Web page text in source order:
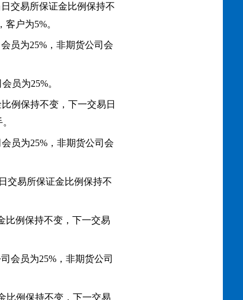
交易所保证金比例保持不
户为5%。
员为25%，非期货公司会
员为25%。
例保持不变，下一交易日
员为25%，非期货公司会
交易所保证金比例保持不
比例保持不变，下一交易
会员为25%，非期货公司
比例保持不变，下一交易